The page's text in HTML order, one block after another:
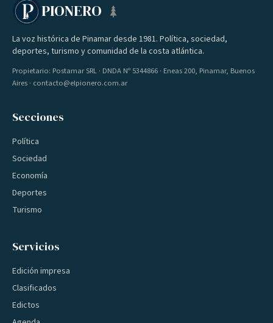
PIONERO
La voz histórica de Pinamar desde 1981. Política, sociedad,
deportes, turismo y comunidad de la costa atlántica.
Propietario: Postamar SRL · DNDA Nº 5344866 · Eneas 200, Pinamar, Buenos
Aires · contacto@elpionero.com.ar
Secciones
Política
Sociedad
Economía
Deportes
Turismo
Servicios
Edición impresa
Clasificados
Edictos